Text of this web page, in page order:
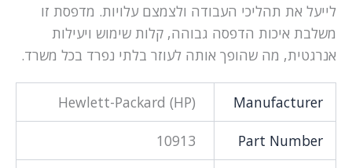
לייעל את תהליכי העבודה ולצמצם עלויות. מדפסת זו
משלבת איכות הדפסה גבוהה, קלות שימוש ויעילות
אנרגטית, מה שהופך אותה לעוזר בלתי נפרד בכל משרד.
Manufacturer
Hewlett-Packard (HP)
Part Number
10913